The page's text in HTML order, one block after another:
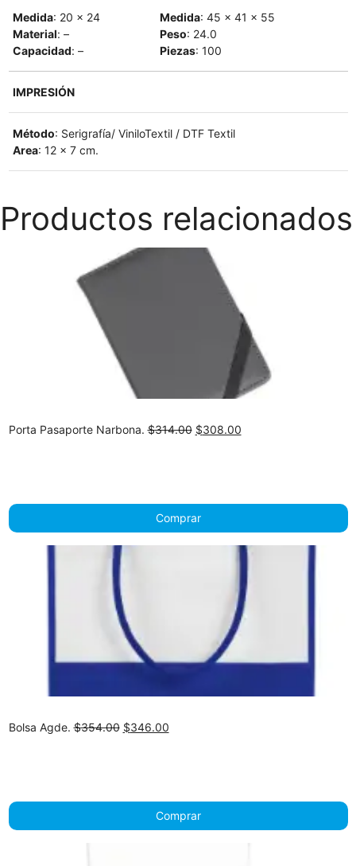
Medida: 20 x 24
Material: –
Capacidad: –
Medida: 45 x 41 x 55
Peso: 24.0
Piezas: 100
IMPRESIÓN
Método: Serigrafía/ ViniloTextil / DTF Textil
Area: 12 x 7 cm.
Productos relacionados
Porta Pasaporte Narbona.$314.00 Original
$308.00Current
Comprar
Bolsa Agde.$354.00 Original
$346.00Current
Comprar